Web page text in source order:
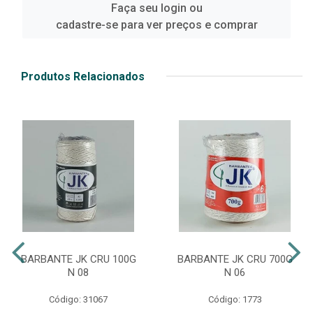
Faça seu login ou
cadastre-se para ver preços e comprar
Produtos Relacionados
BARBANTE JK CRU 100G
N 08
Código: 31067
BARBANTE JK CRU 700G
N 06
Código: 1773